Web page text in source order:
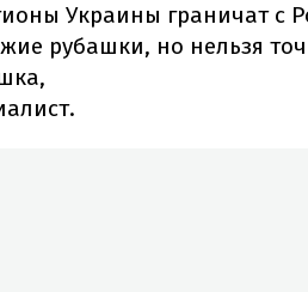
Украины граничат с
рубашки, но нельзя